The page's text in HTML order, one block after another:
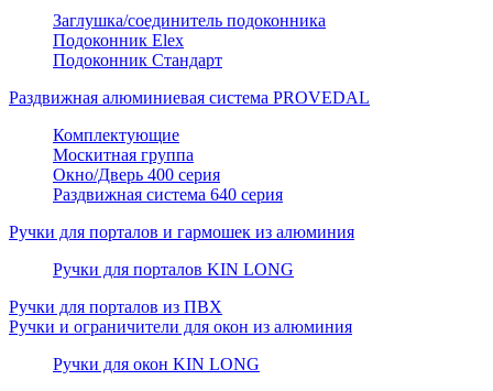
Заглушка/соединитель подоконника
Подоконник Elex
Подоконник Стандарт
Раздвижная алюминиевая система PROVEDAL
Комплектующие
Москитная группа
Окно/Дверь 400 серия
Раздвижная система 640 серия
Ручки для порталов и гармошек из алюминия
Ручки для порталов KIN LONG
Ручки для порталов из ПВХ
Ручки и ограничители для окон из алюминия
Ручки для окон KIN LONG